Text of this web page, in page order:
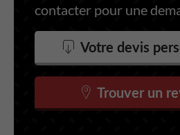
contacter pour une
Votre devis
Trouver un